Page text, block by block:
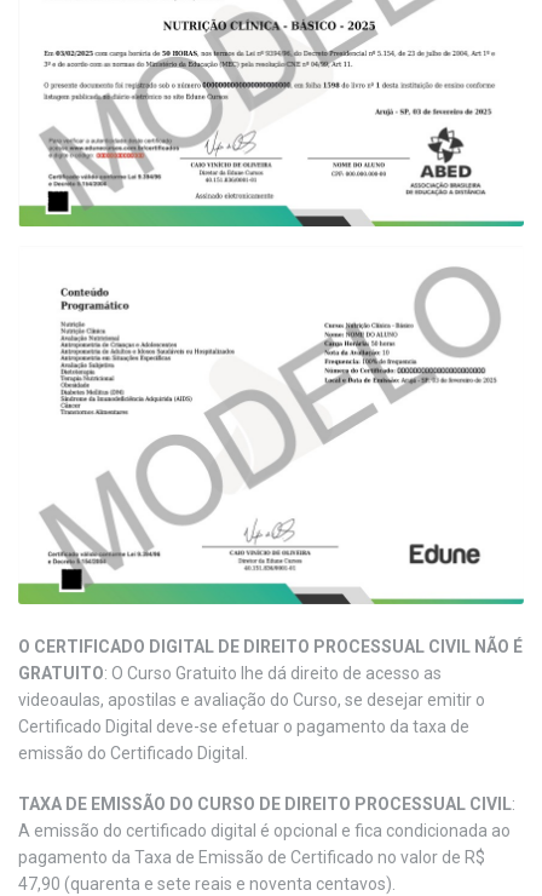
O CERTIFICADO DIGITAL DE DIREITO PROCESSUAL CIVIL NÃO É
GRATUITO: O Curso Gratuito lhe dá direito de acesso as
videoaulas, apostilas e avaliação do Curso, se desejar emitir o
Certificado Digital deve-se efetuar o pagamento da taxa de
emissão do Certificado Digital.
TAXA DE EMISSÃO DO CURSO DE DIREITO PROCESSUAL CIVIL:
A emissão do certificado digital é opcional e fica condicionada ao
pagamento da Taxa de Emissão de Certificado no valor de R$
47,90 (quarenta e sete reais e noventa centavos).